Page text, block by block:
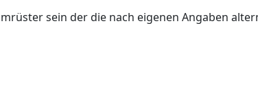
sein der die nach eigenen Angaben